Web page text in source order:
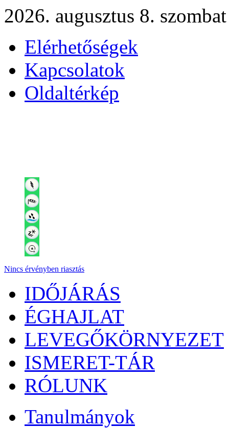
2026. augusztus 8. szombat
Elérhetőségek
Kapcsolatok
Oldaltérkép
Nincs érvényben riasztás
IDŐJÁRÁS
ÉGHAJLAT
LEVEGŐKÖRNYEZET
ISMERET-TÁR
RÓLUNK
Tanulmányok